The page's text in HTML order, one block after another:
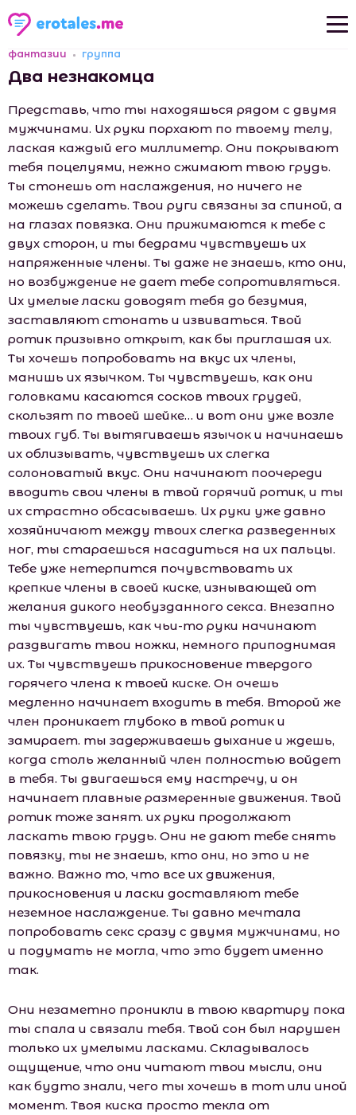
Новые рассказы
Популярные рассказы
фантазии группа
Два незнакомца
Представь, что ты находяшься рядом с двумя
мужчинами. Их руки порхают по твоему телу,
лаская каждый его миллиметр. Они покрывают
тебя поцелуями, нежно сжимают твою грудь.
Ты стонешь от наслаждения, но ничего не
можешь сделать. Твои руги связаны за спиной, а
на глазах повязка. Они прижимаются к тебе с
двух сторон, и ты бедрами чувствуешь их
напряженные члены. Ты даже не знаешь, кто они,
но возбуждение не дает тебе сопротивляться.
Их умелые ласки доводят тебя до безумия,
заставляют стонать и извиваться. Твой
ротик призывно открыт, как бы приглашая их.
Ты хочешь попробовать на вкус их члены,
манишь их язычком. Ты чувствуешь, как они
головками касаются сосков твоих грудей,
скользят по твоей шейке… и вот они уже возле
твоих губ. Ты вытягиваешь язычок и начинаешь
их облизывать, чувствуешь их слегка
солоноватый вкус. Они начинают поочереди
вводить свои члены в твой горячий ротик, и ты
их страстно обсасываешь. Их руки уже давно
хозяйничают между твоих слегка разведенных
ног, ты стараешься насадиться на их пальцы.
Тебе уже нетерпится почувствовать их
крепкие члены в своей киске, изнывающей от
желания дикого необузданного секса. Внезапно
ты чувствуешь, как чьи-то руки начинают
раздвигать твои ножки, немного приподнимая
их. Ты чувствуешь прикосновение твердого
горячего члена к твоей киске. Он очешь
медленно начинает входить в тебя. Второй же
член проникает глубоко в твой ротик и
замирает. ты задерживаешь дыхание и ждешь,
когда столь желанный член полностью войдет
в тебя. Ты двигаешься ему настречу, и он
начинает плавные размеренные движения. Твой
ротик тоже занят. их руки продолжают
ласкать твою грудь. Они не дают тебе снять
повязку, ты не знаешь, кто они, но это и не
важно. Важно то, что все их движения,
прикосновения и ласки доставляют тебе
неземное наслаждение. Ты давно мечтала
попробовать секс сразу с двумя мужчинами, но
и подумать не могла, что это будет именно
так.
Они незаметно проникли в твою квартиру пока
ты спала и связали тебя. Твой сон был нарушен
только их умелыми ласками. Складывалось
ощущение, что они читают твои мысли, они
как будто знали, чего ты хочешь в тот или иной
момент. Твоя киска просто текла от